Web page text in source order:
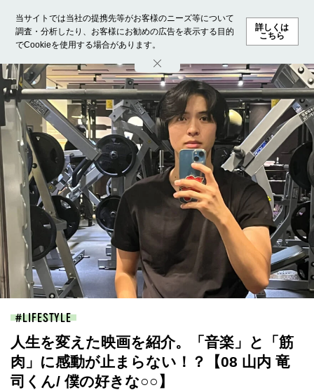
当サイトでは当社の提携先等がお客様のニーズ等について
調査・分析したり、お客様にお勧めの広告を表示する目的
でCookieを使用する場合があります。
詳しくは
こちら
ホーム モデル募集 ランキング ファッション ビューテ
LIFESTYLE
人生を変えた映画を紹介。「音楽」と「筋
肉」に感動が止まらない！？【08 山内 竜
司くん/ 僕の好きな○○】